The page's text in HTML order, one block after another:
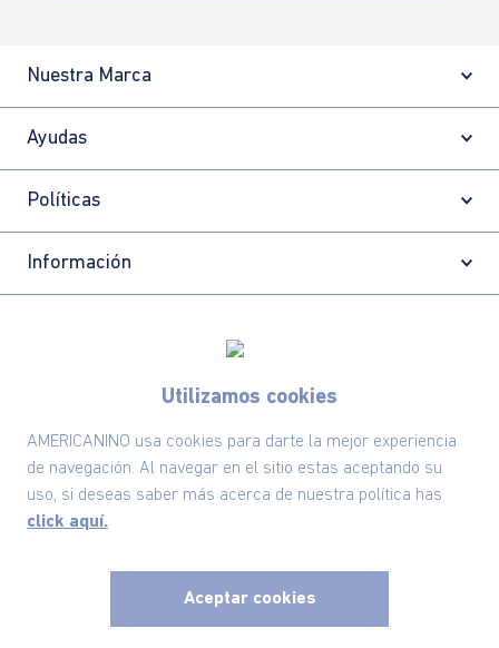
Utilizamos cookies
AMERICANINO usa cookies para darte la mejor experiencia
de navegación. Al navegar en el sitio estas aceptando su
uso, si deseas saber más acerca de nuestra política has
click aquí.
Aceptar cookies
Nuestra Marca
Ayudas
Políticas
Información
Comodin S.A.S | NIT: 800.069.933-6©2025 Americanino, todos los derechos reservados